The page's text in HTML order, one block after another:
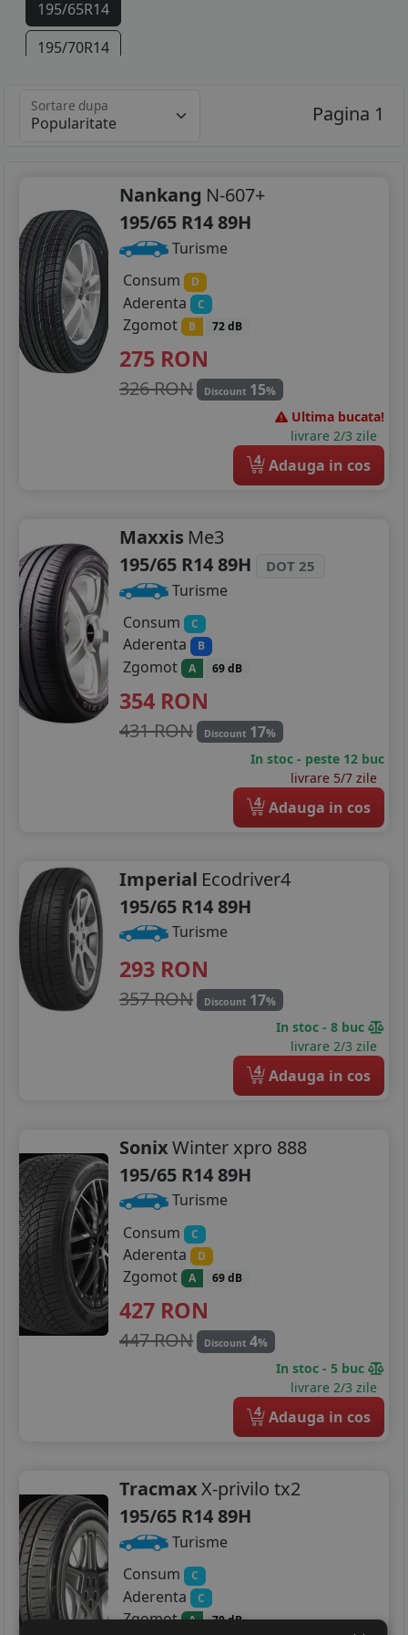
195/65R14
195/70R14
195/65R15
205/55R16
205/60R16
215/55R16
215/60R16
Sortare dupa Pagina 1
Nankang N-607+
195/65 R14 89H
Turisme
Consum
D
Aderenta C
Zgomot B 72 dB
275 RON
326 RON Discount 15%
Ultima bucata!
livrare 2/3 zile
4 Adauga in cos
Maxxis Me3
195/65 R14 89H
DOT 25
Turisme
Consum
C
Aderenta B
Zgomot A 69 dB
354 RON
431 RON Discount 17%
In stoc - peste 12 buc
livrare 5/7 zile
4 Adauga in cos
Imperial Ecodriver4
195/65 R14 89H
Turisme
293 RON
357 RON Discount 17%
In stoc - 8 buc
livrare 2/3 zile
4 Adauga in cos
SonixWinter xpro 888
195/65 R14 89H
Turisme
Consum
C
Aderenta D
Zgomot A 69 dB
427 RON
447 RON Discount 4%
In stoc - 5 buc
livrare 2/3 zile
4 Adauga in cos
TracmaxX-privilo tx2
195/65 R14 89H
Turisme
Consum
C
Aderenta C
Zgomot A 70 dB